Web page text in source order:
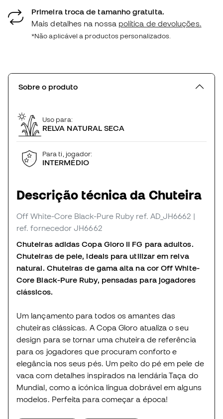
Primeira troca de tamanho gratuita.
Mais detalhes na nossa política de devoluções.
*Não aplicável a productos personalizados.
Sobre o produto
Uso para:
RELVA NATURAL SECA
Para ti, jogador:
INTERMÉDIO
Descrição técnica da Chuteira
Off White-Core Black-Pure Ruby ref. AD_JH6662 |
ref. fornecedor JH6662
Chuteiras adidas Copa Gloro II FG para adultos.
Chuteiras de pele, ideais para utilizar em relva
natural. Chuteiras de gama alta na cor Off White-
Core Black-Pure Ruby, pensadas para jogadores
clássicos.
Um lançamento para todos os amantes das
chuteiras clássicas. A Copa Gloro atualiza o seu
design para se tornar uma chuteira de referência
para os jogadores que procuram conforto e
elegância nos seus pés. Um peito do pé em pele de
vaca com detalhes inspirados na lendária Taça do
Mundial, como a icónica língua dobrável em alguns
modelos. Perfeita para começar a época!